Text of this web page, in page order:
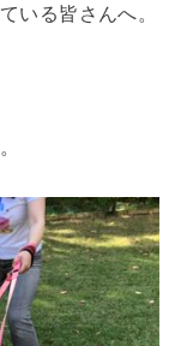
いる皆さんへ。